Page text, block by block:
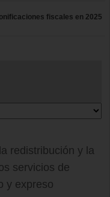
fiscales en 2025
redistribución y la
servicios de
y expreso